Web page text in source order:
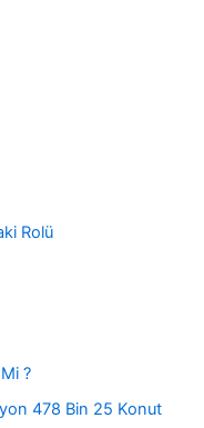
Rolü
?
478 Bin 25 Konut